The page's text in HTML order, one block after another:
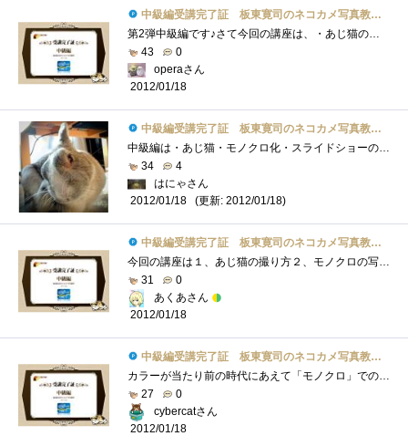
中級編受講完了証 板東寛司のネコカメ写真教室パート2
第2弾中級編です♪さて今回の講座は、・あじ猫の撮り方・モノクロの写真の加工方法・スライドショーの作り方がテーマです。まず、・あじ猫の�...
43
0
operaさん
2012/01/18
中級編受講完了証 板東寛司のネコカメ写真教室パート2
中級編は・あじ猫・モノクロ化・スライドショーの2点。●あじ猫猫はいろんな表情を見せる＆それが分かりやすい生き物なので、表情、アングル�...
34
4
はにゃさん
2012/01/18
(更新: 2012/01/18)
中級編受講完了証 板東寛司のネコカメ写真教室パート2
今回の講座は１、あじ猫の撮り方２、モノクロの写真の加工方法３、スライドショーの作り方いつもと違ったアングルで写真を撮るのもまた楽し�...
31
0
あくあさん
2012/01/18
中級編受講完了証 板東寛司のネコカメ写真教室パート2
カラーが当たり前の時代にあえて「モノクロ」での主張。家の中で撮ると確かに雑然としたカラーリングになるので、ネコを目立たせるにはこの�...
27
0
cybercatさん
2012/01/18